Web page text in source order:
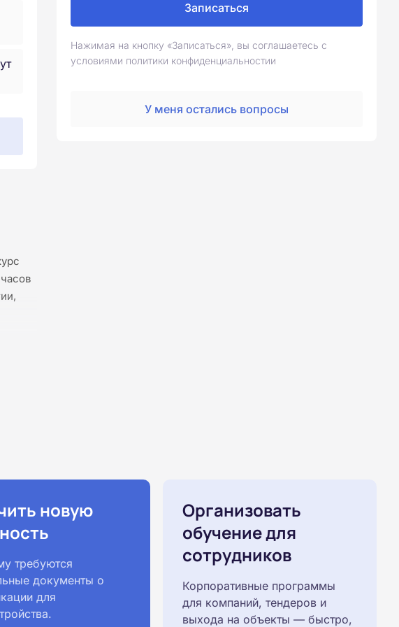
Записаться
Нажимая на кнопку «Записаться», вы соглашаетесь с
условиями политики конфиденциальностии
У меня остались вопросы
новую
требуются
документы о
для
Организовать
обучение для
сотрудников
Корпоративные программы
для компаний, тендеров и
выхода на объекты — быстро,